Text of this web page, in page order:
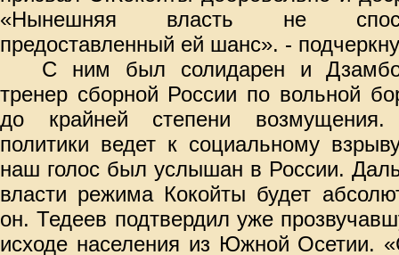
«Нынешняя власть не
предоставленный ей шанс». -
С ним был солидарен и
тренер сборной России по вольной
до крайней степени возмущения.
политики ведет к социальному
наш голос был услышан в России.
власти режима Кокойты будет
он. Тедеев подтвердил уже
исходе населения из Южной Осетии.